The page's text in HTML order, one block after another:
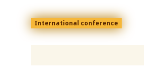
Menu
top
En
International conference